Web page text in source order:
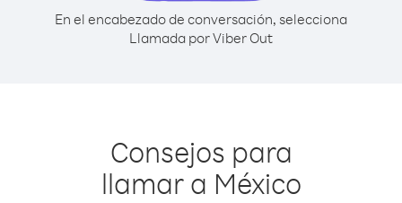
En el encabezado de conversación, selecciona
Llamada por Viber Out
Consejos para
llamar a México